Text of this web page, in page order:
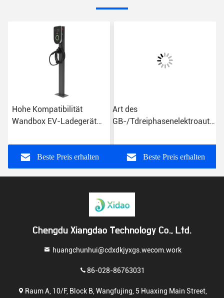
Hohe Kompatibilität
Wandbox EV-Ladegerät
Ladestation
Beste Preis erhalten
Art des
GB-/Tdreiphasenelektroauto-
Hauptaufladungspunkt
Beste Preis erhalten
Chengdu Xiangdao Technology Co., Ltd.
huangchunhui@cdxdkjyxgs.wecom.work
86-028-86763031
Raum A, 10/F, Block B, Wangfujing, 5 Huaxing Main Street,